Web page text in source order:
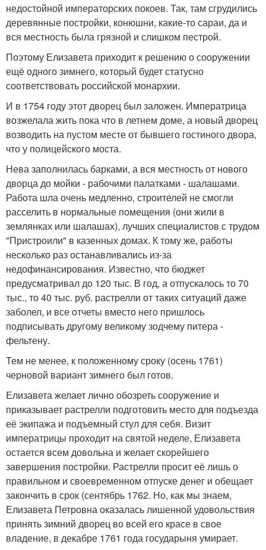
недостойной императорских покоев. Так, там сгрудились
деревянные постройки, конюшни, какие-то сараи, да и
вся местность была грязной и слишком пестрой.
Поэтому Елизавета приходит к решению о сооружении
ещё одного зимнего, который будет статусно
соответствовать российской монархии.
И в 1754 году этот дворец был заложен. Императрица
возжелала жить пока что в летнем доме, а новый дворец
возводить на пустом месте от бывшего гостиного двора,
что у полицейского моста.
Нева заполнилась барками, а вся местность от нового
дворца до мойки - рабочими палатками - шалашами.
Работа шла очень медленно, строителей не смогли
расселить в нормальные помещения (они жили в
землянках или шалашах), лучших специалистов с трудом
"Пристроили" в казенных домах. К тому же, работы
несколько раз останавливались из-за
недофинансирования. Известно, что бюджет
предусматривал до 120 тыс. В год, а отпускалось то 70
тыс., то 40 тыс. руб. растрелли от таких ситуаций даже
заболел, и все отчеты вместо него пришлось
подписывать другому великому зодчему питера -
фельтену.
Тем не менее, к положенному сроку (осень 1761)
черновой вариант зимнего был готов.
Елизавета желает лично обозреть сооружение и
приказывает растрелли подготовить место для подъезда
её экипажа и подъемный стул для себя. Визит
императрицы проходит на святой неделе, Елизавета
остается всем довольна и желает скорейшего
завершения постройки. Растрелли просит её лишь о
правильном и своевременном отпуске денег и обещает
закончить в срок (сентябрь 1762. Но, как мы знаем,
Елизавета Петровна оказалась лишенной удовольствия
принять зимний дворец во всей его красе в свое
владение, в декабре 1761 года государыня умирает.